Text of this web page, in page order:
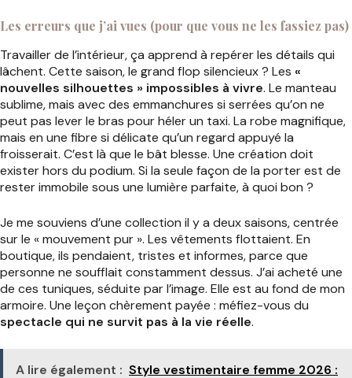
Les erreurs que j’ai vues (pour que vous ne les fassiez pas)
Travailler de l’intérieur, ça apprend à repérer les détails qui
lâchent. Cette saison, le grand flop silencieux ? Les «
nouvelles silhouettes » impossibles à vivre. Le manteau
sublime, mais avec des emmanchures si serrées qu’on ne
peut pas lever le bras pour héler un taxi. La robe magnifique,
mais en une fibre si délicate qu’un regard appuyé la
froisserait. C’est là que le bât blesse. Une création doit
exister hors du podium. Si la seule façon de la porter est de
rester immobile sous une lumière parfaite, à quoi bon ?
Je me souviens d’une collection il y a deux saisons, centrée
sur le « mouvement pur ». Les vêtements flottaient. En
boutique, ils pendaient, tristes et informes, parce que
personne ne soufflait constamment dessus. J’ai acheté une
de ces tuniques, séduite par l’image. Elle est au fond de mon
armoire. Une leçon chèrement payée : méfiez-vous du
spectacle qui ne survit pas à la vie réelle.
A lire également : Style vestimentaire femme 2026 :